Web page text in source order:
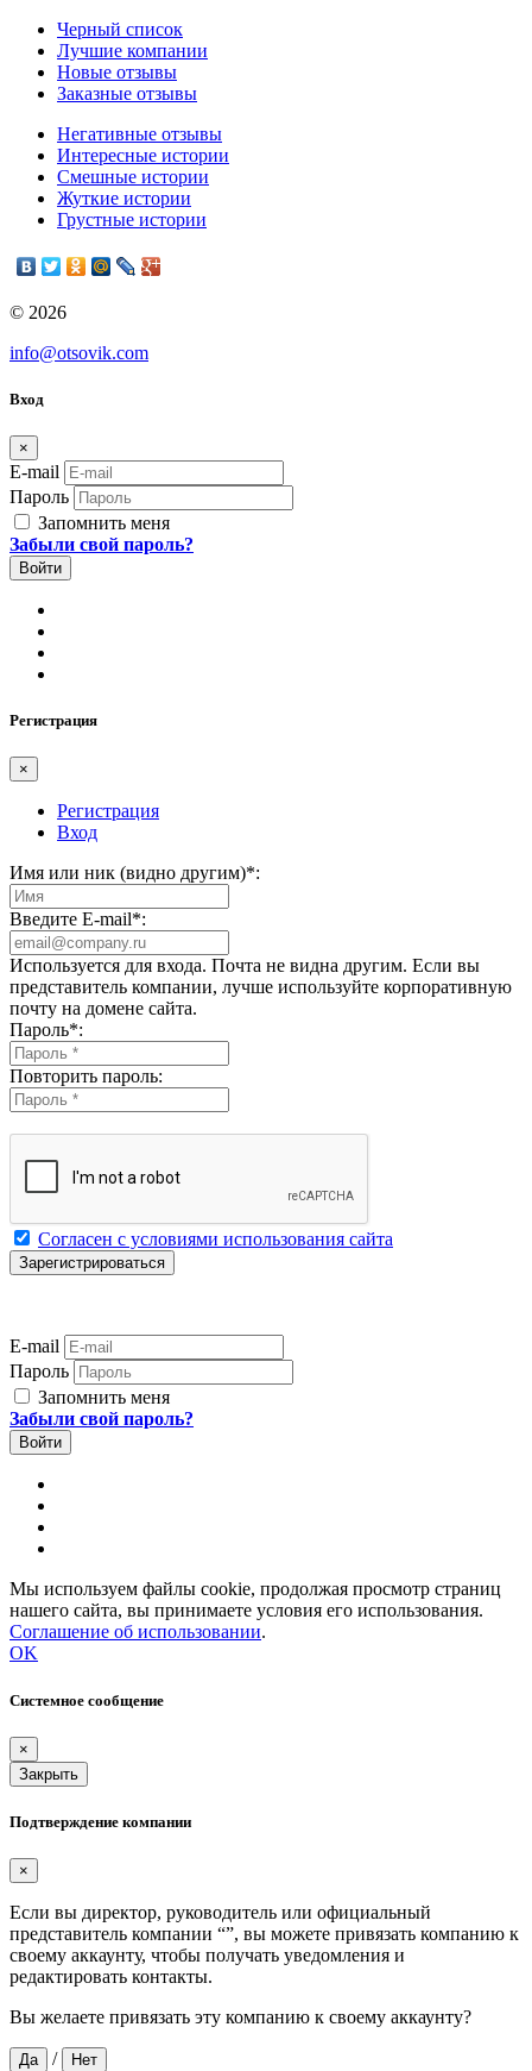
Черный список
Лучшие компании
Новые отзывы
Заказные отзывы
Негативные отзывы
Интересные истории
Смешные истории
Жуткие истории
Грустные истории
© 2026
info@otsovik.com
Вход
×
E-mail
Пароль
Запомнить меня
Забыли свой пароль?
Регистрация
×
Регистрация
Вход
Имя или ник (видно другим)*:
Введите E-mail*:
Используется для входа. Почта не видна другим. Если вы
представитель компании, лучше используйте корпоративную
почту на домене сайта.
Пароль*:
Повторить пароль:
Согласен с условиями использования сайта
E-mail
Пароль
Запомнить меня
Забыли свой пароль?
Мы используем файлы cookie, продолжая просмотр страниц
нашего сайта, вы принимаете условия его использования.
Соглашение об использовании.
OK
Системное сообщение
×
Закрыть
Подтверждение компании
×
Если вы директор, руководитель или официальный
представитель компании “”, вы можете привязать компанию к
своему аккаунту, чтобы получать уведомления и
редактировать контакты.
Вы желаете привязать эту компанию к своему аккаунту?
Да / Нет